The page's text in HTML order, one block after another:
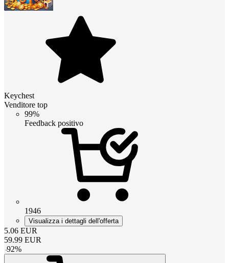
Keychest
Venditore top
99%
Feedback positivo
1946
Visualizza i dettagli dell'offerta
5.06 EUR
59.99 EUR
-92%